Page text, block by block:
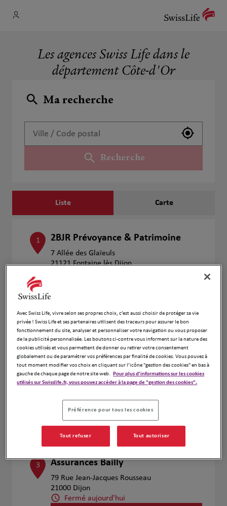
Les agences Swiss Life dans le
département Côte-d'Or
Ma recherche
Utiliser
Recherche
Liste Carte
1 2BJR Prévoyance & Patrimoine
7 Allée des Glaïeuls
21121 Fontaine lès Dijon
A&D STRATEGIES
47 Avenue Charles Jaffelin
21200 Beaune
Fermé actuellement
Numéro
Voir plus
3 Assurances Bailly
79 Rue Jean-Jacques Rousseau
21000 Dijon
Fermé aujourd'hui
Avec Swiss Life, vivre selon ses propres choix, c’est aussi choisir de protéger sa vie
privée ! Swiss Life et ses partenaires utilisent des traceurs pour assurer le bon
fonctionnement du site, analyser et personnaliser votre navigation ou vous proposer
de la publicité personnalisée. Les boutons ci-contre vous informent sur la nature des
cookies utilisés et vous permettent de donner ou retirer votre consentement
globalement ou de paramétrer vos préférences par finalité de cookies. Vous pouvez à
tout moment modifier vos choix en cliquant sur l’icône "gestion des cookies" en bas à
gauche de chaque page de notre site web. Pour plus d'informations sur les cookies
utilisés sur Swisslife.fr, vous pouvez accéder à la page de "gestion des cookies".
Préférence pour tous les cookies
Tout refuser Tout autoriser